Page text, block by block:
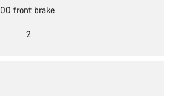
front brake
2